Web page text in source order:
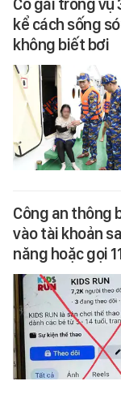
kể cách sống
không biết bơi
Công an thông
vào tài khoản
năng hoặc gọi